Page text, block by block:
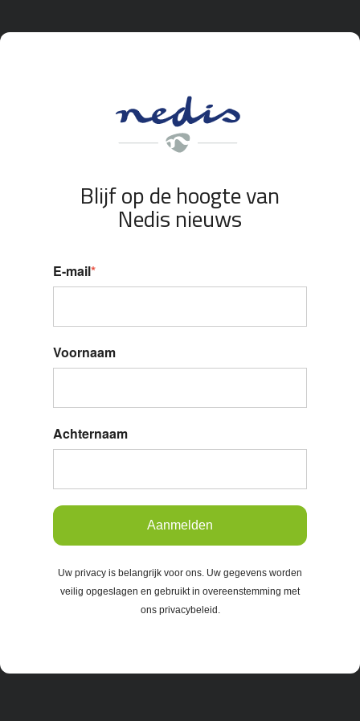
Blijf op de hoogte van
Nedis nieuws
E-mail*
Voornaam
Achternaam
Aanmelden
Uw privacy is belangrijk voor ons. Uw gegevens worden
veilig opgeslagen en gebruikt in overeenstemming met
ons privacybeleid.